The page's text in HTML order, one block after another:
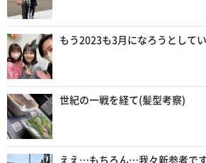
もう2023も3月になろうとしてい
世紀の一戦を経て(髪型考察)
ええ…もちろん…我々新参者で